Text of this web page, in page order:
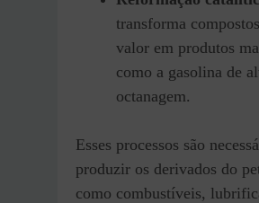
transforma
valor em produtos
como a gasolina de
octanagem.
Esses processos são
produzir os derivados do
como combustíveis,